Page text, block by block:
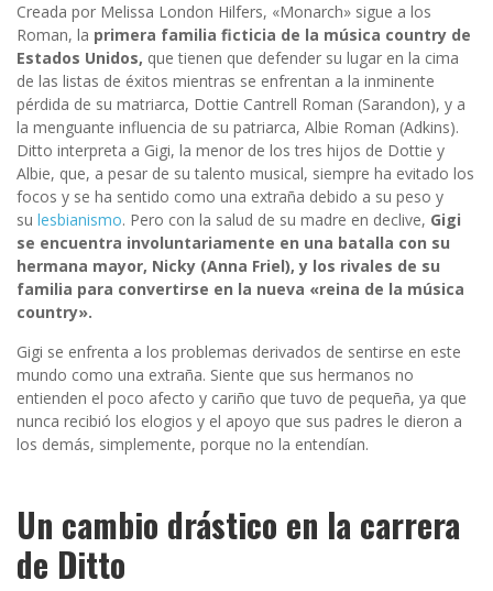
Creada por Melissa London Hilfers, «Monarch» sigue a los
Roman, la primera familia ficticia de la música country de
Estados Unidos, que tienen que defender su lugar en la cima
de las listas de éxitos mientras se enfrentan a la inminente
pérdida de su matriarca, Dottie Cantrell Roman (Sarandon), y a
la menguante influencia de su patriarca, Albie Roman (Adkins).
Ditto interpreta a Gigi, la menor de los tres hijos de Dottie y
Albie, que, a pesar de su talento musical, siempre ha evitado los
focos y se ha sentido como una extraña debido a su peso y
su lesbianismo. Pero con la salud de su madre en declive, Gigi
se encuentra involuntariamente en una batalla con su
hermana mayor, Nicky (Anna Friel), y los rivales de su
familia para convertirse en la nueva «reina de la música
country».
Gigi se enfrenta a los problemas derivados de sentirse en este
mundo como una extraña. Siente que sus hermanos no
entienden el poco afecto y cariño que tuvo de pequeña, ya que
nunca recibió los elogios y el apoyo que sus padres le dieron a
los demás, simplemente, porque no la entendían.
Un cambio drástico en la carrera
de Ditto